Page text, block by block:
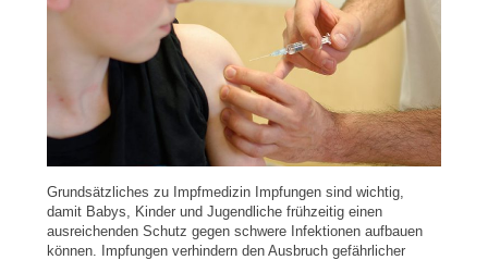
Grundsätzliches zu Impfmedizin Impfungen sind wichtig,
damit Babys, Kinder und Jugendliche frühzeitig einen
ausreichenden Schutz gegen schwere Infektionen aufbauen
können. Impfungen verhindern den Ausbruch gefährlicher